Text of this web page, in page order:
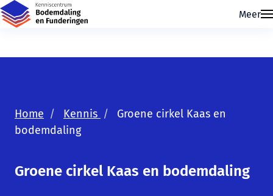
Meer
Home Kennis
Groene cirkel Kaas en
bodemdaling
Groene cirkel Kaas en bodemdaling